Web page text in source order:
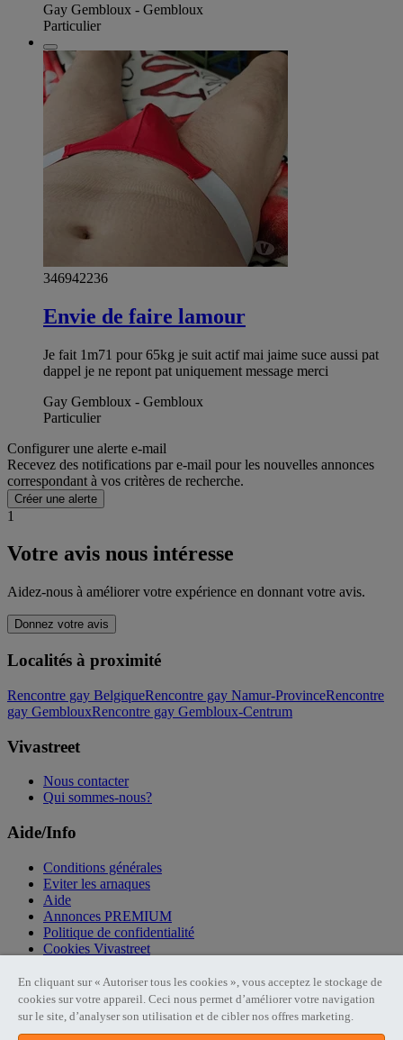
Gay Gembloux - Gembloux
Particulier
346942236
Envie de faire lamour
Je fait 1m71 pour 65kg je suit actif mai jaime suce aussi pat
dappel je ne repont pat uniquement message merci
Gay Gembloux - Gembloux
Particulier
Configurer une alerte e-mail
Recevez des notifications par e-mail pour les nouvelles annonces
correspondant à vos critères de recherche.
Créer une alerte
1
Votre avis nous intéresse
Aidez-nous à améliorer votre expérience en donnant votre avis.
Donnez votre avis
Localités à proximité
Rencontre gay BelgiqueRencontre gay Namur-ProvinceRencontre
gay GemblouxRencontre gay Gembloux-Centrum
Vivastreet
Nous contacter
Qui sommes-nous?
Aide/Info
Conditions générales
Eviter les arnaques
Aide
Annonces PREMIUM
Politique de confidentialité
Cookies Vivastreet
Liens utiles
Publier une annonce
En cliquant sur « Autoriser tous les cookies », vous acceptez le stockage de
cookies sur votre appareil. Ceci nous permet d’améliorer votre navigation
sur le site, d’analyser son utilisation et de cibler nos offres marketing.